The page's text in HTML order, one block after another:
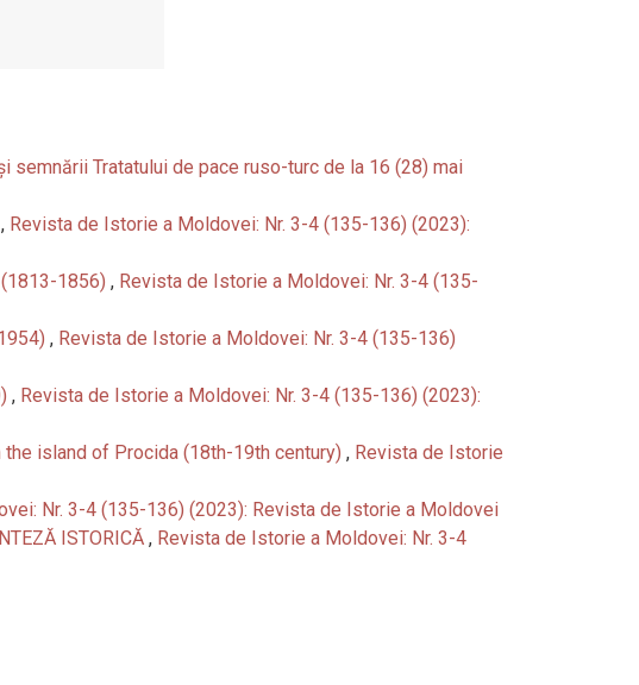
Tratatului de pace ruso-turc de la 16 (28) mai
, Revista de Istorie a Moldovei: Nr. 3-4 (135-136) (2023):
1856) , Revista de Istorie a Moldovei: Nr. 3-4 (135-
, Revista de Istorie a Moldovei: Nr. 3-4 (135-136)
, Revista de Istorie a Moldovei: Nr. 3-4 (135-136) (2023):
island of Procida (18th-19th century) , Revista de Istorie
Nr. 3-4 (135-136) (2023): Revista de Istorie a Moldovei
ISTORICĂ , Revista de Istorie a Moldovei: Nr. 3-4